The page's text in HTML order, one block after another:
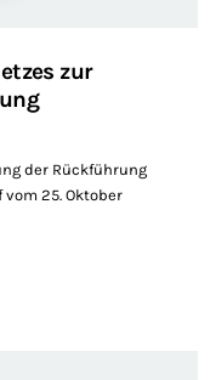
zur
der Rückführung
25. Oktober